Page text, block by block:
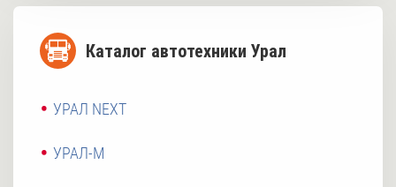
Каталог автотехники Урал
УРАЛ NEXT
УРАЛ-М